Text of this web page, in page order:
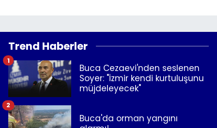
Trend Haberler
Buca Cezaevi'nden seslenen
Soyer: "İzmir kendi kurtuluşunu
müjdeleyecek"
1
Buca'da orman yangını
2